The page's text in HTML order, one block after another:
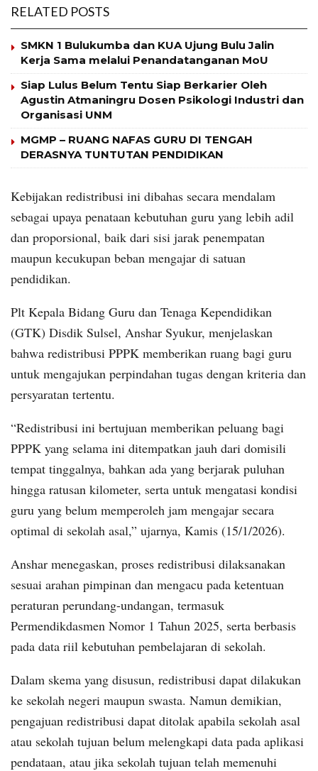
RELATED POSTS
SMKN 1 Bulukumba dan KUA Ujung Bulu Jalin
Kerja Sama melalui Penandatanganan MoU
Siap Lulus Belum Tentu Siap Berkarier Oleh
Agustin Atmaningru Dosen Psikologi Industri dan
Organisasi UNM
MGMP – RUANG NAFAS GURU DI TENGAH
DERASNYA TUNTUTAN PENDIDIKAN
Kebijakan redistribusi ini dibahas secara mendalam
sebagai upaya penataan kebutuhan guru yang lebih adil
dan proporsional, baik dari sisi jarak penempatan
maupun kecukupan beban mengajar di satuan
pendidikan.
Plt Kepala Bidang Guru dan Tenaga Kependidikan
(GTK) Disdik Sulsel, Anshar Syukur, menjelaskan
bahwa redistribusi PPPK memberikan ruang bagi guru
untuk mengajukan perpindahan tugas dengan kriteria dan
persyaratan tertentu.
“Redistribusi ini bertujuan memberikan peluang bagi
PPPK yang selama ini ditempatkan jauh dari domisili
tempat tinggalnya, bahkan ada yang berjarak puluhan
hingga ratusan kilometer, serta untuk mengatasi kondisi
guru yang belum memperoleh jam mengajar secara
optimal di sekolah asal,” ujarnya, Kamis (15/1/2026).
Anshar menegaskan, proses redistribusi dilaksanakan
sesuai arahan pimpinan dan mengacu pada ketentuan
peraturan perundang-undangan, termasuk
Permendikdasmen Nomor 1 Tahun 2025, serta berbasis
pada data riil kebutuhan pembelajaran di sekolah.
Dalam skema yang disusun, redistribusi dapat dilakukan
ke sekolah negeri maupun swasta. Namun demikian,
pengajuan redistribusi dapat ditolak apabila sekolah asal
atau sekolah tujuan belum melengkapi data pada aplikasi
pendataan, atau jika sekolah tujuan telah memenuhi